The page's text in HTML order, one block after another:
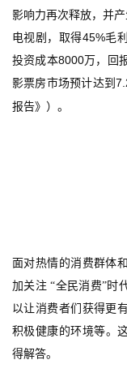
影响力再次释放，并
电视剧，取得45%毛
投资成本8000万，回
影票房市场预计达到
报告》 ） 。
面对热情的消费群体
加关注 “全民消费”时
以让消费者们获得更
积极健康的环境等。
得解答。